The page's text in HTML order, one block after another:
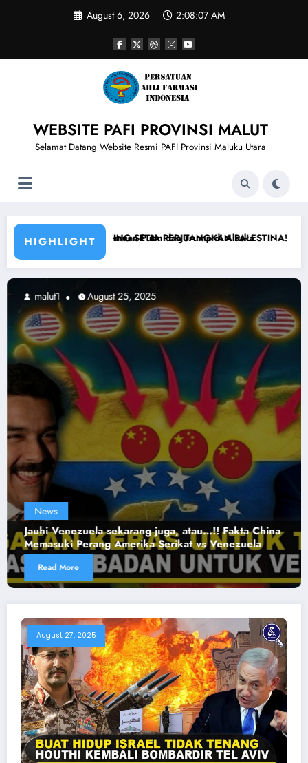
August 6, 2026 2:08:08 AM
WEBSITE PAFI PROVINSI MALUT
Selamat Datang Website Resmi PAFI Provinsi Maluku Utara
HIGHLIGHT
di AlaskaPALESTINA! Fakta Israel vs Houthi Yaman Kembali Saling
Jauhi Venezuela
sekarang juga, atau…!! Fakta China
Amerika Serikat vs Venezuela
August 25, 2025
574 DRONE
PABRIK AS!
Ukraina Barat
Read More
August 27, 2025